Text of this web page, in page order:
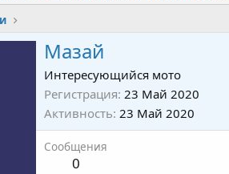
Мазай
Интересующийся мото
Регистрация 23 Май 2020
Активность 23 Май 2020
Сообщения
0